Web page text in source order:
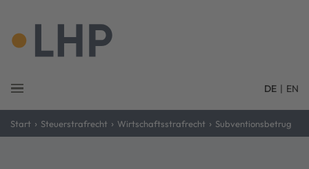
DE | EN
Start › Steuerstrafrecht › Wirtschaftsstrafrecht › Subventionsbetrug